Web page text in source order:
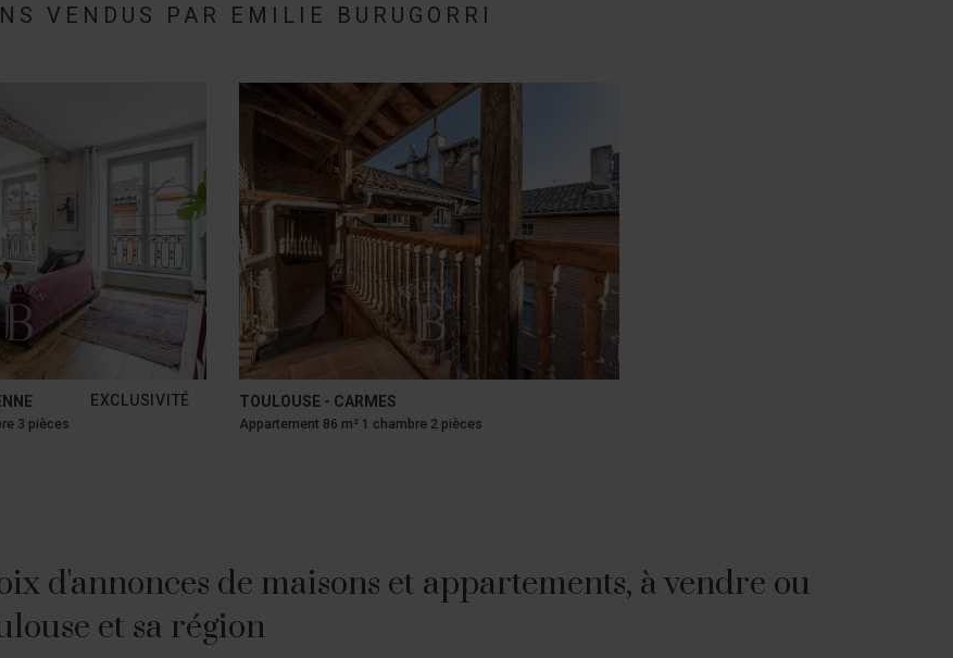
VENDUS PAR EMILIE BURUGORRI
EXCLUSIVITÉ
3 pièces
TOULOUSE - CARMES
Appartement 86 m² 1 chambre 2 pièces
d'annonces de maisons et appartements, à vendre ou
et sa région